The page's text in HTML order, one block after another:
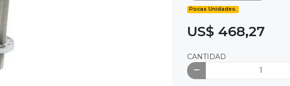
Pocas Unidades.
US$ 468,27
CANTIDAD